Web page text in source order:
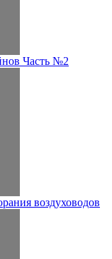
Часть №2
воздуховодов